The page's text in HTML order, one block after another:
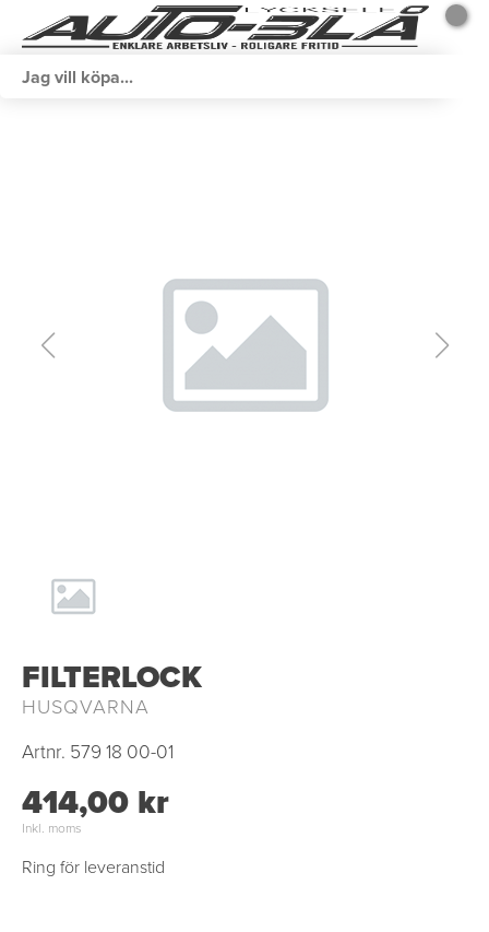
FILTERLOCK
HUSQVARNA
Artnr. 579 18 00-01
414,00 kr
Inkl. moms
Ring för leveranstid